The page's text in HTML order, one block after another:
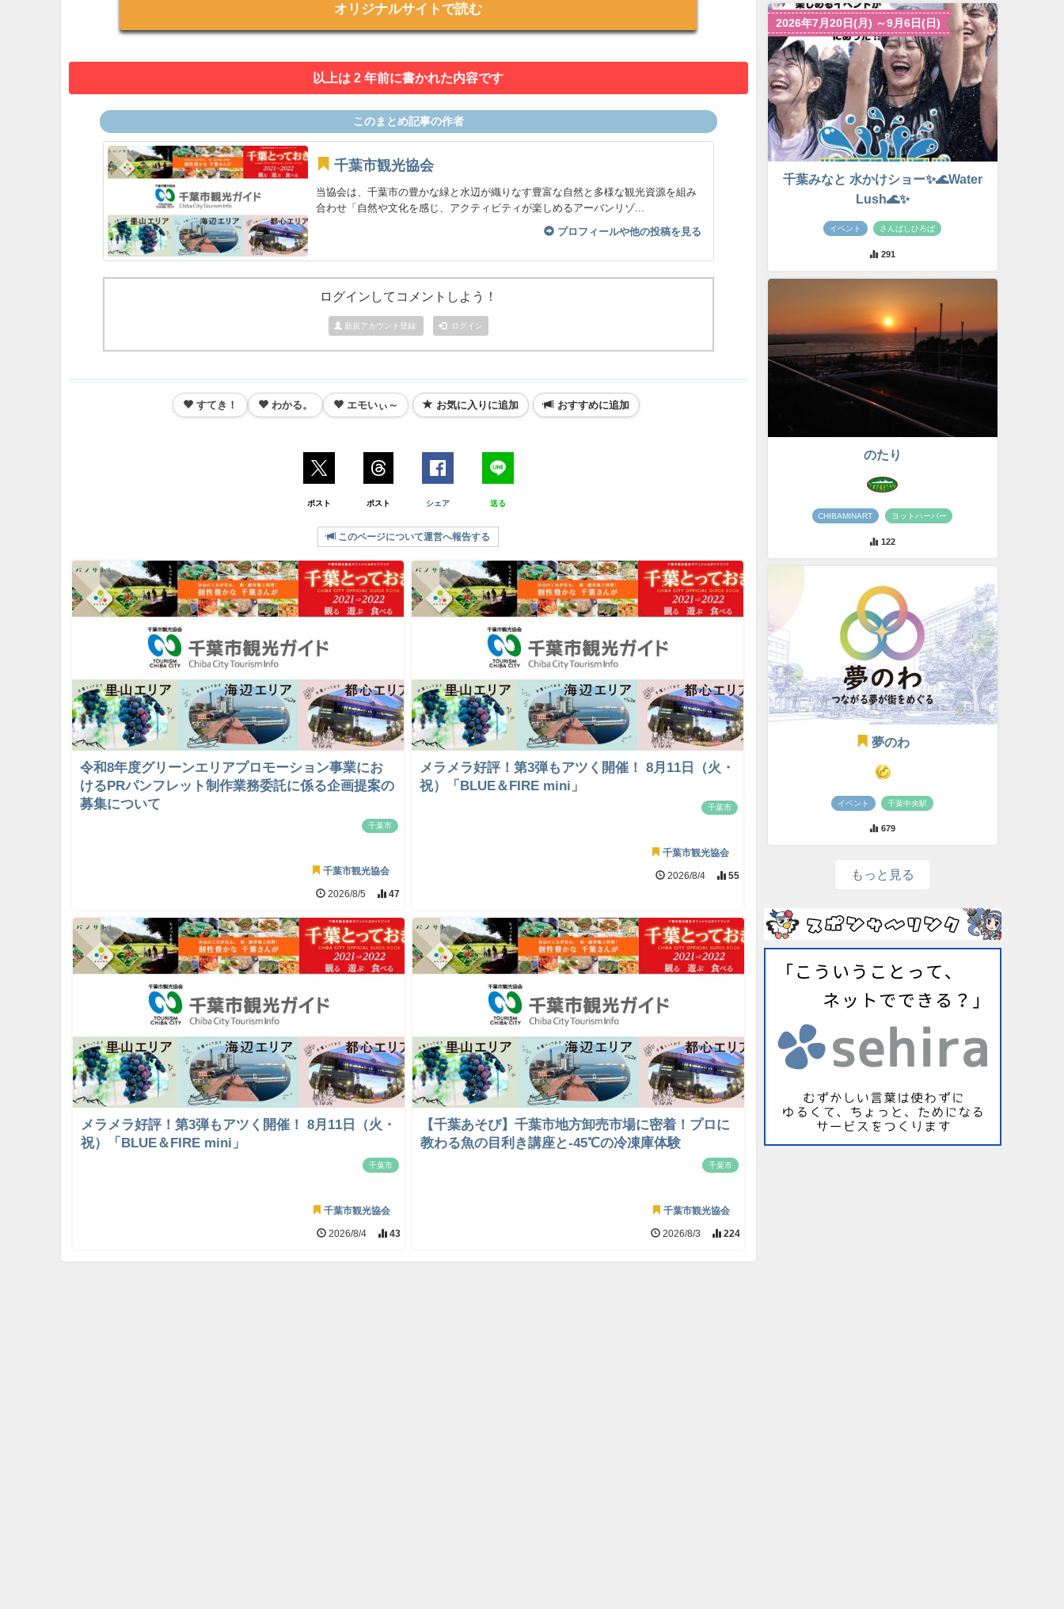
オリジナルサイトで読む
以上は 2 年前に書かれた内容です
このまとめ記事の作者
千葉市観光協会
当協会は、千葉市の豊かな緑と水辺が織りなす豊富な自然と多様な観光資源を組み
合わせ「自然や文化を感じ、アクティビティが楽しめるアーバンリゾ...
プロフィールや他の投稿を見る
ログインしてコメントしよう！
新規アカウント登録 ログイン
すてき！ わかる。 エモいぃ～ お気に入りに追加 おすすめに追加
ポスト ポスト シェア 送る
このページについて運営へ報告する
令和8年度グリーンエリアプロモーション事業にお
けるPRパンフレット制作業務委託に係る企画提案の
募集について
千葉市
千葉市観光協会
2026/8/5 47
メラメラ好評！第3弾もアツく開催！ 8月11日（火・
祝）「BLUE＆FIRE mini」
千葉市
千葉市観光協会
2026/8/4 55
メラメラ好評！第3弾もアツく開催！ 8月11日（火・
祝）「BLUE＆FIRE mini」
千葉市
千葉市観光協会
2026/8/4 43
【千葉あそび】千葉市地方卸売市場に密着！プロに
教わる魚の目利き講座と-45℃の冷凍庫体験
千葉市
千葉市観光協会
2026/8/3 224
2026年7月20日(月) ～9月6日(日)
千葉みなと 水かけショー✨🌊Water
Lush🌊✨
イベント さんばしひろば
291
のたり
CHIBAMINART ヨットハーバー
122
夢のわ
イベント 千葉中央駅
679
もっと見る